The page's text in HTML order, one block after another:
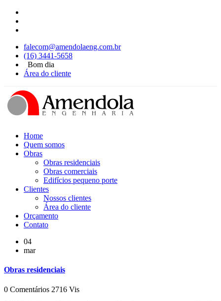
falecom@amendolaeng.com.br
(16) 3441-5658
Bom dia
Área do cliente
Home
Quem somos
Obras
Obras residenciais
Obras comerciais
Edifícios pequeno porte
Clientes
Nossos clientes
Área do cliente
Orçamento
Contato
04
mar
Obras residenciais
0 Comentários 2716 Vis